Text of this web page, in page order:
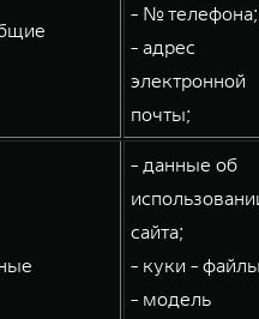
- № телефона;
- адрес
электронной
почты;
- данные об
сайта;
- куки -
- модель